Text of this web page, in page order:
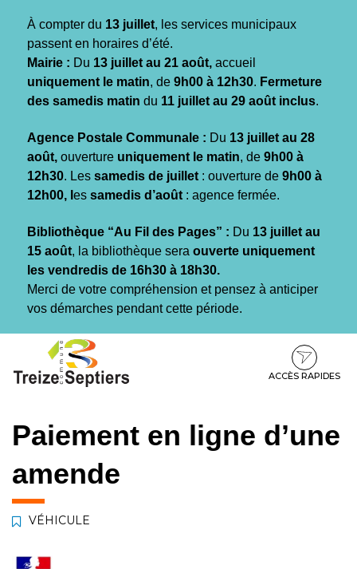
À compter du 13 juillet, les services municipaux
passent en horaires d’été.
Mairie : Du 13 juillet au 21 août, accueil
uniquement le matin, de 9h00 à 12h30. Fermeture
des samedis matin du 11 juillet au 29 août inclus.
Agence Postale Communale : Du 13 juillet au 28
août, ouverture uniquement le matin, de 9h00 à
12h30. Les samedis de juillet : ouverture de 9h00 à
12h00, l es samedis d’août : agence fermée.
Bibliothèque “Au Fil des Pages” : Du 13 juillet au
15 août, la bibliothèque sera ouverte uniquement
les vendredis de 16h30 à 18h30.
Merci de votre compréhension et pensez à anticiper
vos démarches pendant cette période.
contenu
pied
ACCÈS RAPIDES
Paiement en ligne d’une
amende
VÉHICULE